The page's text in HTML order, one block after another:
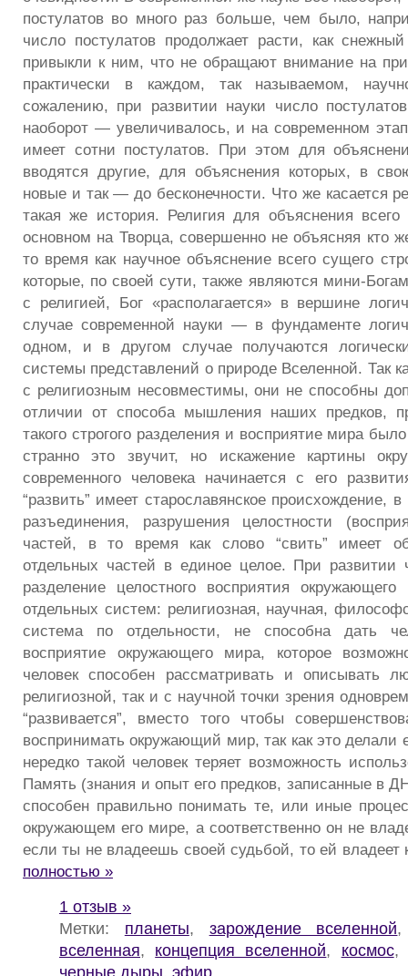
постулатов во много раз больше, чем было,
число постулатов продолжает расти, как
привыкли к ним, что не обращают внимание на
практически в каждом, так называемом,
сожалению, при развитии науки число
наоборот — увеличивалось, и на современном
имеет сотни постулатов. При этом для
вводятся другие, для объяснения которых, в
новые и так — до бесконечности. Что же касается
такая же история. Религия для объяснения
основном на Творца, совершенно не объясняя кто
то время как научное объяснение всего сущего
которые, по своей сути, также являются мини-
с религией, Бог «располагается» в вершине
случае современной науки — в фундаменте
одном, и в другом случае получаются
системы представлений о природе Вселенной. Так
с религиозным несовместимы, они не способны
отличии от способа мышления наших предков,
такого строгого разделения и восприятие мира
странно это звучит, но искажение картины
современного человека начинается с его
“развить” имеет старославянское происхождение,
разъединения, разрушения целостности
частей, в то время как слово “свить” имеет
отдельных частей в единое целое. При развитии
разделение целостного восприятия
отдельных систем: религиозная, научная,
система по отдельности, не способна дать
восприятие окружающего мира, которое
человек способен рассматривать и описывать
религиозной, так и с научной точки зрения
“развивается”, вместо того чтобы
воспринимать окружающий мир, так как это делали
нередко такой человек теряет возможность
Память (знания и опыт его предков, записанные в
способен правильно понимать те, или иные
окружающем его мире, а соответственно он не
если ты не владеешь своей судьбой, то ей владеет
полностью »
1 отзыв »
Метки: планеты, зарождение вселенной
вселенная, концепция вселенной, космос,
черные дыры, эфир